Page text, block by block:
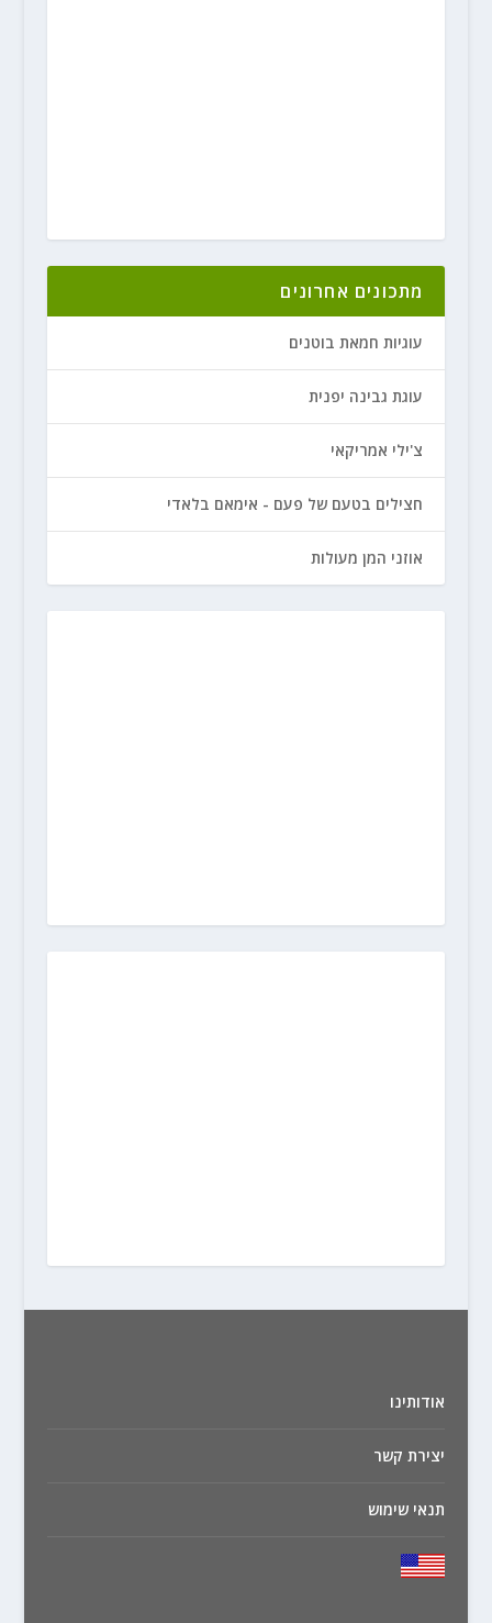
מתכונים אחרונים
עוגיות חמאת בוטנים
עוגת גבינה יפנית
צ'ילי אמריקאי
חצילים בטעם של פעם - אימאם בלאדי
אוזני המן מעולות
אודותינו
יצירת קשר
תנאי שימוש